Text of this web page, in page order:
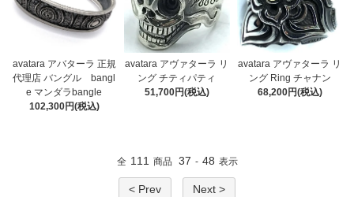
avatara アバターラ 正規
代理店 バングル bangl
e マンダラbangle
102,300円(税込)
avatara アヴァターラ リ
ング チティパティ
51,700円(税込)
avatara アヴァターラ リ
ング Ring チャナン
68,200円(税込)
全 111 商品 37 - 48 表示
< Prev Next >